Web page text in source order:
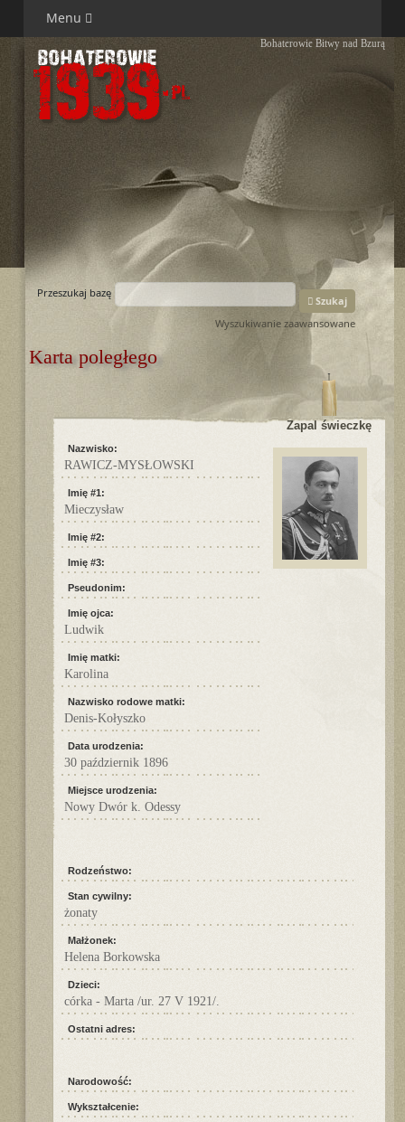
Menu
Bohaterowie Bitwy nad Bzurą
Przeszukaj bazę
Szukaj
Wyszukiwanie zaawansowane
Karta poległego
Zapal świeczkę
Nazwisko:
RAWICZ-MYSŁOWSKI
Imię #1:
Mieczysław
Imię #2:
Imię #3:
Pseudonim:
Imię ojca:
Ludwik
Imię matki:
Karolina
Nazwisko rodowe matki:
Denis-Kołyszko
Data urodzenia:
30 październik 1896
Miejsce urodzenia:
Nowy Dwór k. Odessy
Rodzeństwo:
Stan cywilny:
żonaty
Małżonek:
Helena Borkowska
Dzieci:
córka - Marta /ur. 27 V 1921/.
Ostatni adres:
Narodowość:
Wykształcenie: